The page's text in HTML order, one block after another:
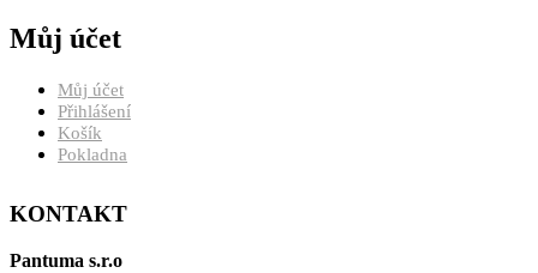
Můj účet
Můj účet
Přihlášení
Košík
Pokladna
KONTAKT
Pantuma s.r.o